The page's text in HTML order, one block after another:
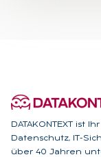
DATAKONTEXT ist
Datenschutz, IT-
über 40 Jahren